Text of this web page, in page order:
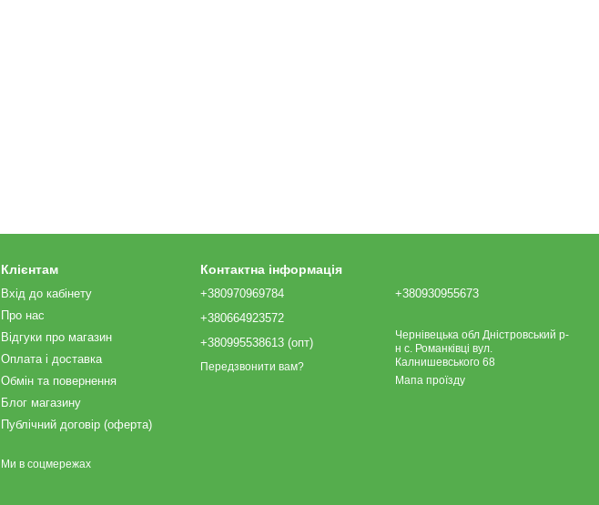
Клієнтам
Вхід до кабінету
Про нас
Відгуки про магазин
Оплата і доставка
Обмін та повернення
Блог магазину
Публічний договір (оферта)
Ми в соцмережах
Контактна інформація
+380970969784
+380664923572
+380995538613 (опт)
Передзвонити вам?
+380930955673
Чернівецька обл Дністровський р-
н с. Романківці вул.
Калнишевського 68
Мапа проїзду